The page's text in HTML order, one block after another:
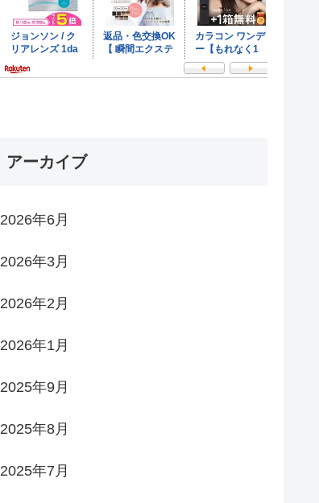
アーカイブ
2026年6月
2026年3月
2026年2月
2026年1月
2025年9月
2025年8月
2025年7月